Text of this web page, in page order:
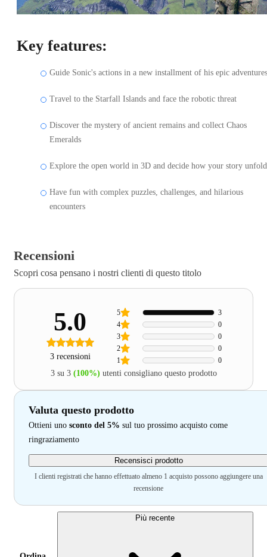
Key features:
Guide Sonic's actions in a new installment of his epic adventures
Travel to the Starfall Islands and face the robotic threat
Discover the mystery of ancient remains and collect Chaos
Emeralds
Explore the open world in 3D and decide how your story
Have fun with complex puzzles, challenges, and hilarious
encounters
Recensioni
Scopri cosa pensano i nostri clienti di questo titolo
5.0
3 recensioni 1 0
2 0
3 0
4 0
5 3
3 su 3 (100%) utenti consigliano questo prodotto
Valuta questo prodotto
Ottieni uno sconto del 5% sul tuo prossimo acquisto come
ringraziamento
Recensisci prodotto
I clienti registrati che hanno effettuato almeno 1 acquisto possono aggiungere una
recensione
Più recente